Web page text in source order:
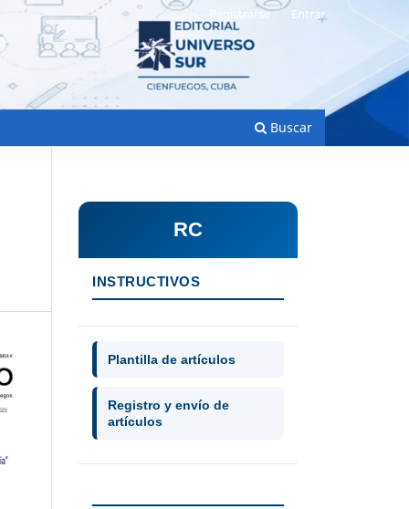
Buscar
Registrarse Entrar
RC
INSTRUCTIVOS
Plantilla de artículos
Registro y envío de
artículos